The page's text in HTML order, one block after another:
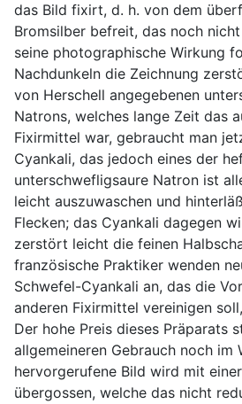
das Bild fixirt, d. h. von dem
Bromsilber befreit, das noch
seine photographische Wirkung
Nachdunkeln die Zeichnung
von Herschell angegebenen
Natrons, welches lange Zeit das
Fixirmittel war, gebraucht man
Cyankali, das jedoch eines der
unterschwefligsaure Natron ist
leicht auszuwaschen und
Flecken; das Cyankali dagegen
zerstört leicht die feinen
französische Praktiker wenden
Schwefel-Cyankali an, das die
anderen Fixirmittel vereinigen
Der hohe Preis dieses Präparats
allgemeineren Gebrauch noch im
hervorgerufene Bild wird mit
übergossen, welche das nicht